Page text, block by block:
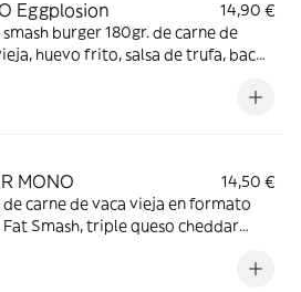
Eggplosion
14,90 €
burger 180gr. de carne de
huevo frito, salsa de trufa, bacon
MONO
14,50 €
de carne de vaca vieja en formato
Fat Smash, triple queso cheddar